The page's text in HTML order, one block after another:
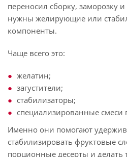
переносил сборку, заморозку
нужны желирующие или
компоненты.
Чаще всего это:
желатин;
загустители;
стабилизаторы;
специализированные смеси
Именно они помогают
стабилизировать фруктовые
порционные десерты и делать